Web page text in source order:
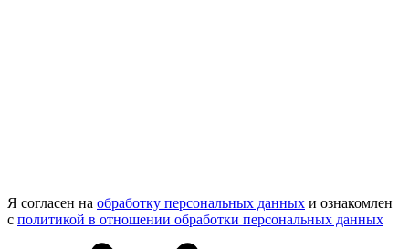
Я согласен на обработку персональных данных и ознакомлен
с политикой в отношении обработки персональных данных